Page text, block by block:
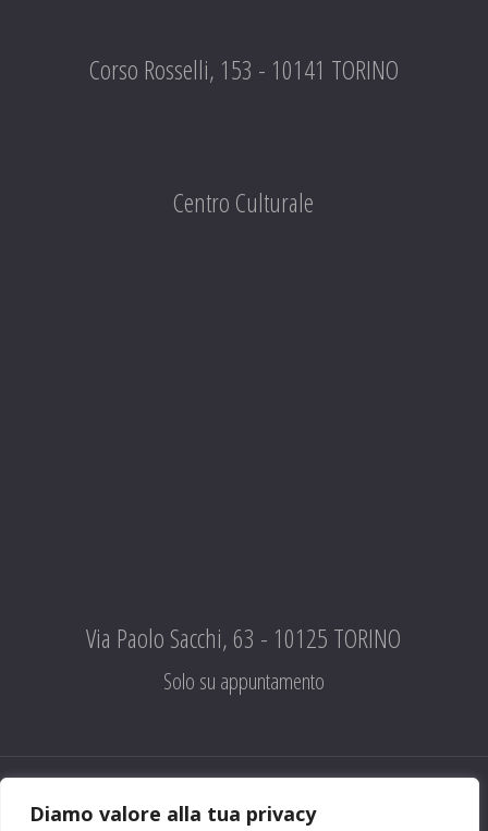
Diamo valore alla tua privacy
Corso Rosselli, 153 - 10141 TORINO
Centro Culturale
Via Paolo Sacchi, 63 - 10125 TORINO
Solo su appuntamento
CHI SIAMO | CONTATTI | FACEBOOK